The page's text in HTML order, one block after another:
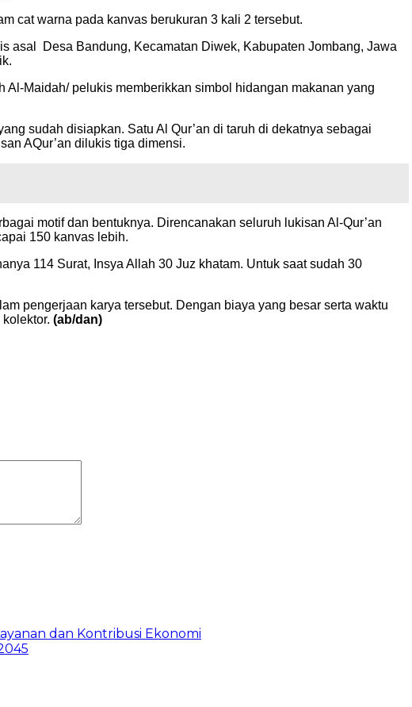
cat warna pada kanvas berukuran 3 kali 2 tersebut.
asal Desa Bandung, Kecamatan Diwek, Kabupaten Jombang, Jawa
Maidah/ pelukis memberikkan simbol hidangan makanan yang
sudah disiapkan. Satu Al Qur’an di taruh di dekatnya sebagai
AQur’an dilukis tiga dimensi.
motif dan bentuknya. Direncanakan seluruh lukisan Al-Qur’an
150 kanvas lebih.
114 Surat, Insya Allah 30 Juz khatam. Untuk saat sudah 30
pengerjaan karya tersebut. Dengan biaya yang besar serta waktu
(ab/dan)
dan Kontribusi Ekonomi